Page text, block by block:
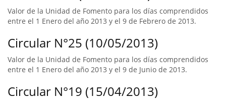
Valor de la Unidad de Fomento para los días comprendidos
entre el 1 Enero del año 2013 y el 9 de Febrero de 2013.
Circular N°25 (10/05/2013)
Valor de la Unidad de Fomento para los días comprendidos
entre el 1 Enero del año 2013 y el 9 de Junio de 2013.
Circular N°19 (15/04/2013)